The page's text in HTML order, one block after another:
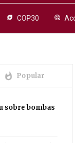
energy_savings_leaf COP30 ads_click
whatshot Popular
sobre bombas